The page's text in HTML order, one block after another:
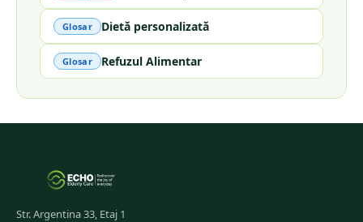
Glosar Dietă personalizată
Glosar Refuzul Alimentar
Str. Argentina 33, Etaj 1